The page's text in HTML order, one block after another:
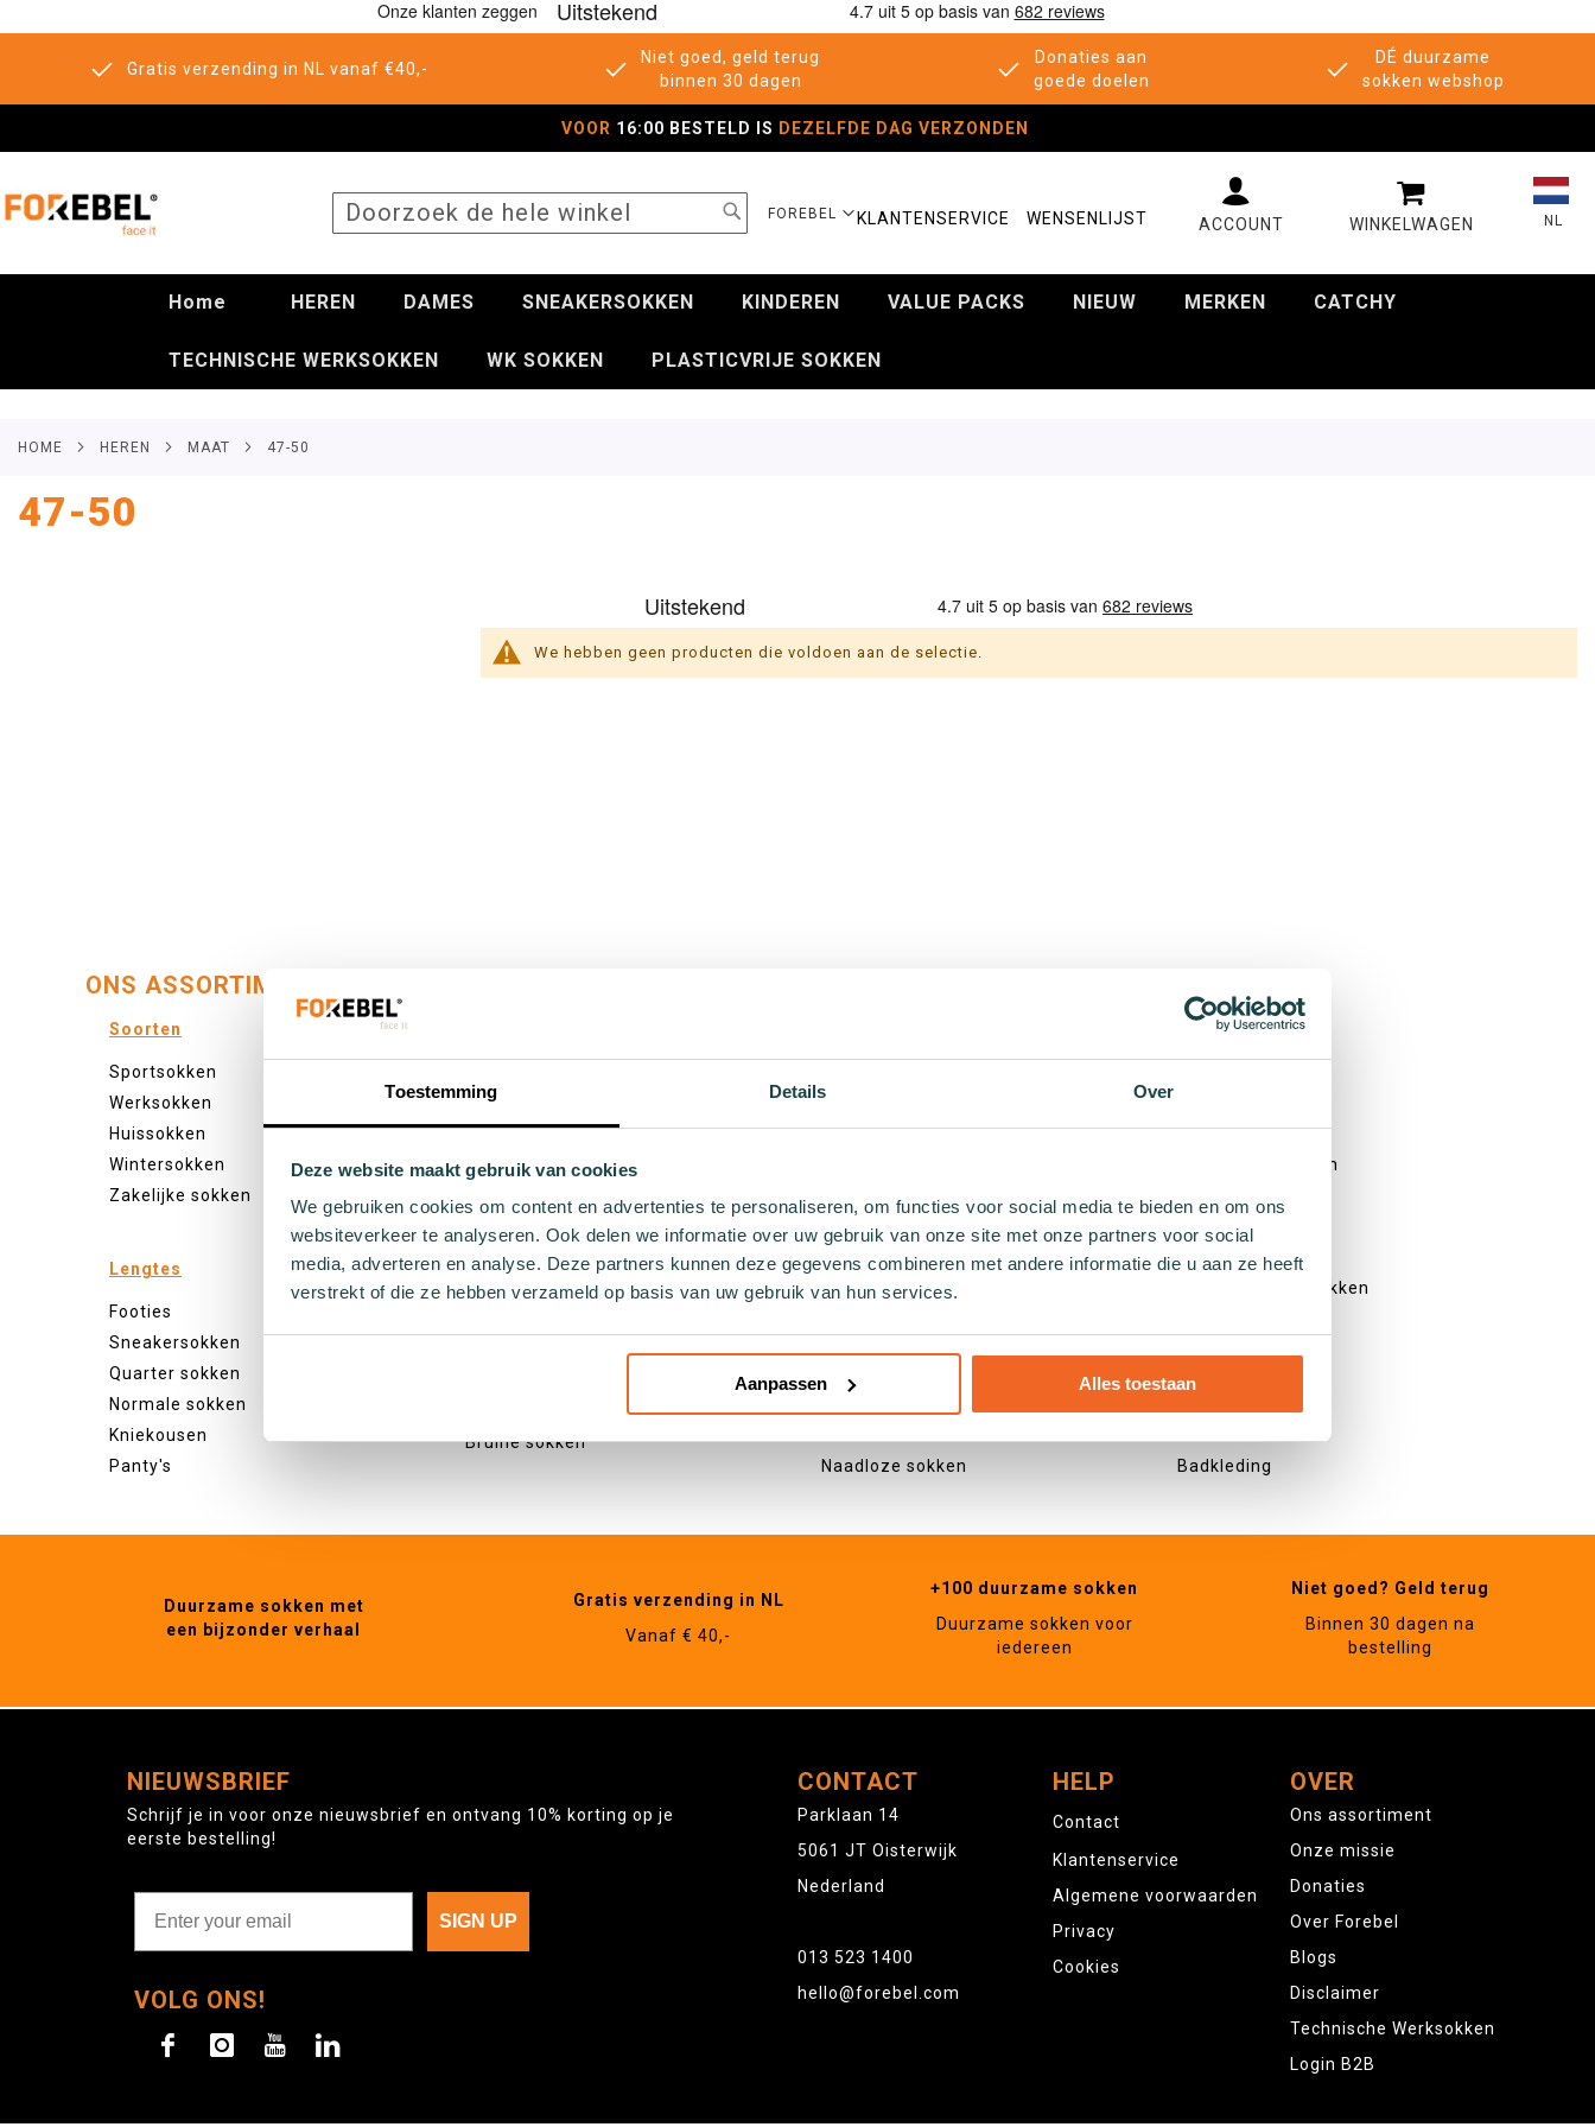
Toestemming Details Over
Deze website maakt gebruik van cookies
We gebruiken cookies om content en advertenties te personaliseren, om functies voor social media te bieden en om ons
websiteverkeer te analyseren. Ook delen we informatie over uw gebruik van onze site met onze partners voor social
media, adverteren en analyse. Deze partners kunnen deze gegevens combineren met andere informatie die u aan ze heeft
verstrekt of die ze hebben verzameld op basis van uw gebruik van hun services.
Aanpassen Alles toestaan
Gratis verzending in NL vanaf €40,-
Niet goed, geld terug
binnen 30 dagen
Donaties aan
goede doelen
DÉ duurzame
sokken webshop
VOOR 16:00 BESTELD IS DEZELFDE DAG VERZONDEN
SELECTEER
FOREBEL NL
KLANTENSERVICE WENSENLIJST
SEARCH
MIJN WINKELWAGEN
Home HEREN DAMES SNEAKERSOKKEN KINDEREN VALUE PACKS NIEUW MERKEN CATCHY
TECHNISCHE WERKSOKKEN WK SOKKEN PLASTICVRIJE SOKKEN
HOME HEREN MAAT 47-50
47-50
We hebben geen producten die voldoen aan de selectie.
ONS ASSORTIMENT:
Soorten
Sportsokken
Werksokken
Huissokken
Wintersokken
Zakelijke sokken
Lengtes
Footies
Sneakersokken
Quarter sokken
Normale sokken
Kniekousen
Panty's
Witte sokken
Zwarte sokken
Grijze sokken
Groene sokken
Oranje sokken
Paarse sokken
Bruine sokken
Holland
Hobby
Dieren
Specificaties
Zeewier sokken
Naadloze sokken
Patronen
Sokken met print
Gestreepte sokken
Geblokte sokken
Glitter sokken
Visnet patroon sokken
Overig
Badkleding
Duurzame sokken met
een bijzonder verhaal
Gratis verzending in NL
Vanaf € 40,-
+100 duurzame sokken
Duurzame sokken voor
iedereen
Niet goed? Geld terug
Binnen 30 dagen na
bestelling
NIEUWSBRIEF
Schrijf je in voor onze nieuwsbrief en ontvang 10% korting op je
eerste bestelling!
SIGN UP
VOLG ONS!
CONTACT
Parklaan 14
5061 JT Oisterwijk
Nederland
013 523 1400
hello@forebel.com
HELP
Contact
Klantenservice
Algemene voorwaarden
Privacy
Cookies
OVER
Ons assortiment
Onze missie
Donaties
Over Forebel
Blogs
Disclaimer
Technische Werksokken
Login B2B